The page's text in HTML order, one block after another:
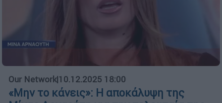
Our Network|10.12.2025 18:00
«Μην το κάνεις»: Η αποκάλυψη της